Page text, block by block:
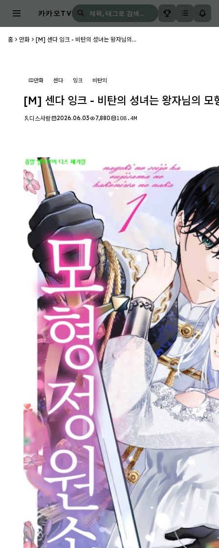
카카오TV
홈 만화 [M] 센다 잉크 - 비탄의 성녀는 왕자님의...
만화 센다 잉크 비탄의
[M] 센다 잉크 - 비탄의 성녀는 왕자님의
디스사랑 2026.06.03 7,880 108.4M